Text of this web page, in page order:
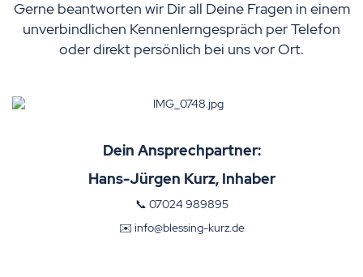
Gerne beantworten wir Dir all Deine Fragen in einem
unverbindlichen Kennenlerngespräch per Telefon
oder direkt persönlich bei uns vor Ort.
Dein Ansprechpartner:
Hans-Jürgen Kurz, Inhaber
📞 07024 989895
✉️ info@blessing-kurz.de